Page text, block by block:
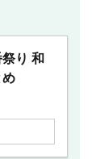
祭り 和